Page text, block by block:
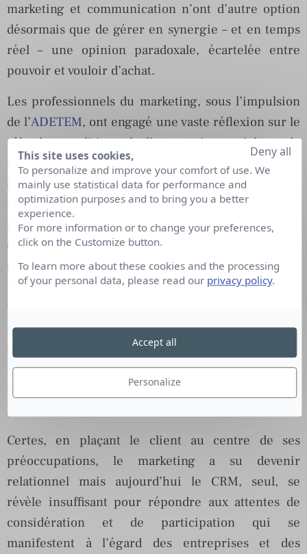
marketing et communication n’ont d’autre option
désormais que de gérer en synergie – et en temps
réel – une opinion paradoxale, écartelée entre
pouvoir et vouloir d’achat.
Les professionnels du marketing, sous l’impulsion
de l’ADETEM, ont engagé une vaste réflexion sur le
rôle, les conditions de l’acceptation sociale et de
fait, l’avenir du marketing. Si son objet et sa finalité
concernent toujours le marché et les ventes, le
marketing se fait responsable, participatif,
soucieux de comprendre et de répondre aux défis
du monde contemporain, au-delà de la
consommation. La communication n’est pas en
reste. Pour composer avec des publics devenus
parties prenantes, les professionnels ont dû faire
évoluer leurs pratiques. De fait, les deux
disciplines, qui jusqu’ici fonctionnaient en silo, se
retrouvent pareillement confrontées à l’enjeu de la
confiance et en arrivent à la même conclusion : la
Certes, en plaçant le client au centre de ses
préoccupations, le marketing a su devenir
relationnel mais aujourd’hui le CRM, seul, se
révèle insuffisant pour répondre aux attentes de
considération et de participation qui se
manifestent à l’égard des entreprises et des
This site uses cookies,
To personalize and improve your comfort of use. We
mainly use statistical data for performance and
optimization purposes and to bring you a better
experience.
For more information or to change your preferences,
click on the Customize button.
To learn more about these cookies and the processing
of your personal data, please read our privacy policy.
Personalize
Deny all
Accept all